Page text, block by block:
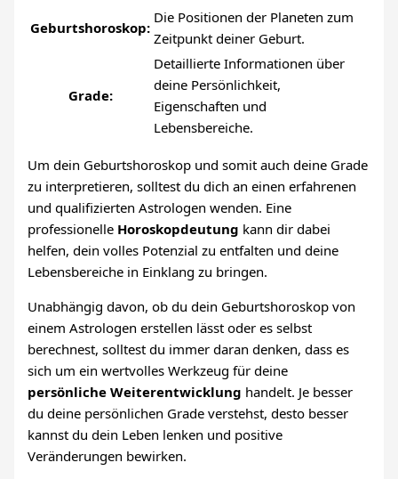
Geburtshoroskop:
Die Positionen der Planeten zum
Zeitpunkt deiner Geburt.
Grade:
Detaillierte Informationen über
deine Persönlichkeit,
Eigenschaften und
Lebensbereiche.
Um dein Geburtshoroskop und somit auch deine Grade
zu interpretieren, solltest du dich an einen erfahrenen
und qualifizierten Astrologen wenden. Eine
professionelle Horoskopdeutung kann dir dabei
helfen, dein volles Potenzial zu entfalten und deine
Lebensbereiche in Einklang zu bringen.
Unabhängig davon, ob du dein Geburtshoroskop von
einem Astrologen erstellen lässt oder es selbst
berechnest, solltest du immer daran denken, dass es
sich um ein wertvolles Werkzeug für deine
persönliche Weiterentwicklung handelt. Je besser
du deine persönlichen Grade verstehst, desto besser
kannst du dein Leben lenken und positive
Veränderungen bewirken.